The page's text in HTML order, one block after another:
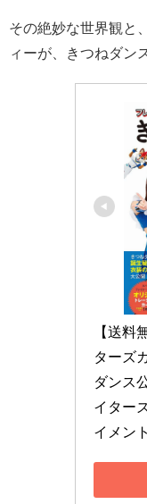
その絶妙な世界観と
ィーが、きつねダン
【送料
ターズ
ダンス
イター
イメント